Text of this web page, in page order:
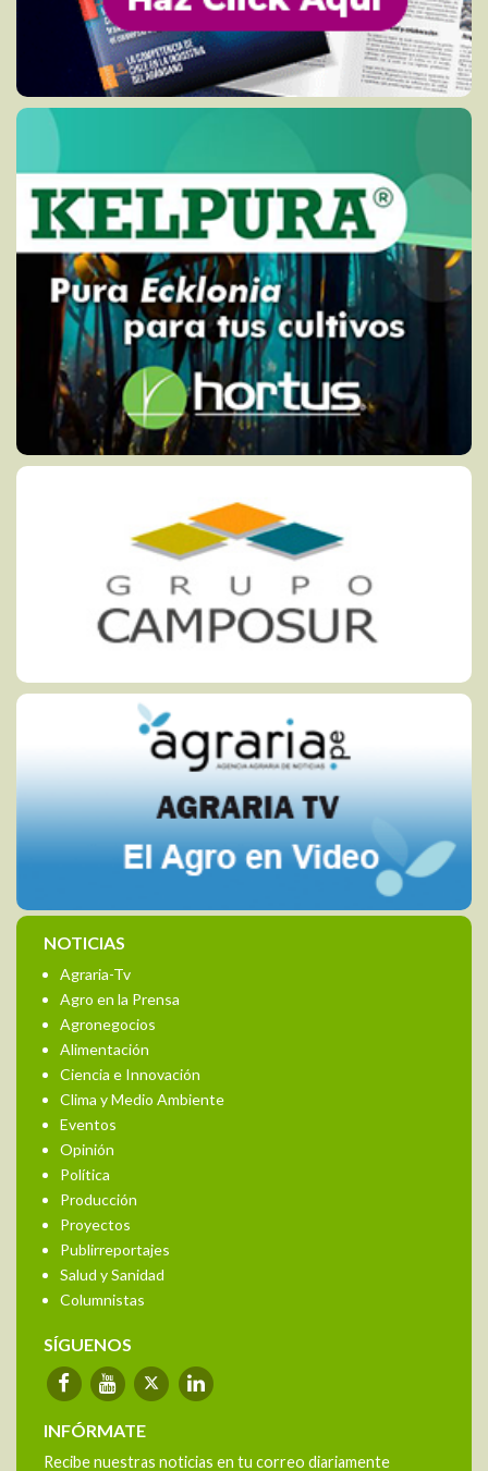
NOTICIAS
Agraria-Tv
Agro en la Prensa
Agronegocios
Alimentación
Ciencia e Innovación
Clima y Medio Ambiente
Eventos
Opinión
Política
Producción
Proyectos
Publirreportajes
Salud y Sanidad
Columnistas
SÍGUENOS
INFÓRMATE
Recibe nuestras noticias en tu correo diariamente